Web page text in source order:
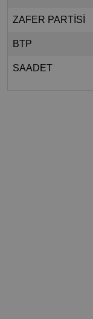
ZAFER PARTİSİ
BTP
SAADET